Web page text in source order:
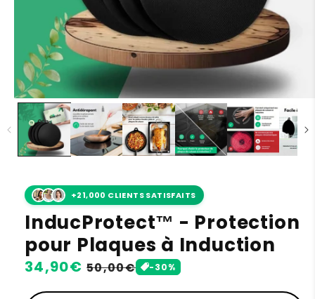
+21,000 CLIENTS SATISFAITS
InducProtect™ - Protection
pour Plaques à Induction
Prix
habituel
34,90€ Prix
soldé
50,00€ -30%